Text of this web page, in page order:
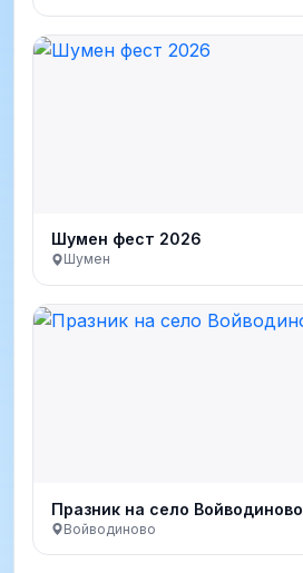
Шумен фест 2026
Шумен
Празник на село Войводиново
Войводиново